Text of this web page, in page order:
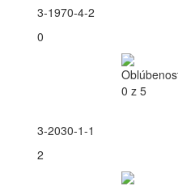
3-1970-4-2
0
3-2030-1-1
2